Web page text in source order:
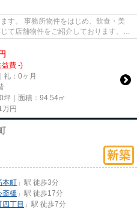
す。 事務所物件をはじめ、飲食・美
て店舗物件をご紹介しております。
益費 -)
礼：0ヶ月
坪｜面積：94.54㎡
万円
本町 」駅 徒歩3分
斎橋 」駅 徒歩17分
四丁目 」駅 徒歩7分